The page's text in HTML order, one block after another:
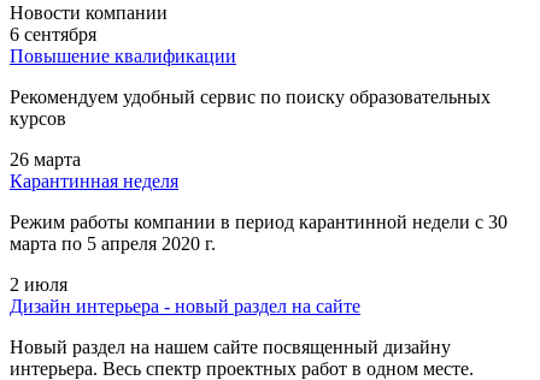
Новости компании
6 сентября
Повышение квалификации
Рекомендуем удобный сервис по поиску образовательных
курсов
26 марта
Карантинная неделя
Режим работы компании в период карантинной недели c 30
марта по 5 апреля 2020 г.
2 июля
Дизайн интерьера - новый раздел на сайте
Новый раздел на нашем сайте посвященный дизайну
интерьера. Весь спектр проектных работ в одном месте.